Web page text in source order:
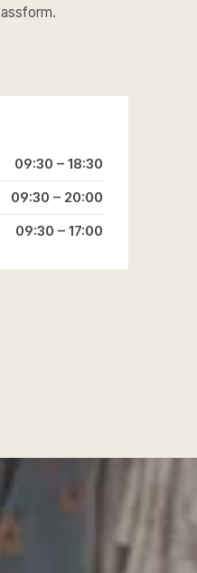
09:30 – 18:30
09:30 – 20:00
09:30 – 17:00